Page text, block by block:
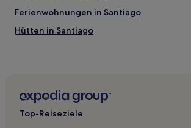
Ferienwohnungen in Santiago
Hütten in Santiago
Ferienwohnungen in El Golf
Aparthotels in Park von Santiago
Top-Reiseziele